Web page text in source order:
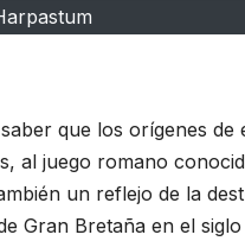
que los orígenes de
al juego romano
un reflejo de la
Gran Bretaña en el siglo